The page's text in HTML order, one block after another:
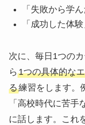
「失敗から学ん
「成功した体験
次に、毎日1つの
ら 1つの具体的な
る練習をします。
「高校時代に苦
に話します。これ